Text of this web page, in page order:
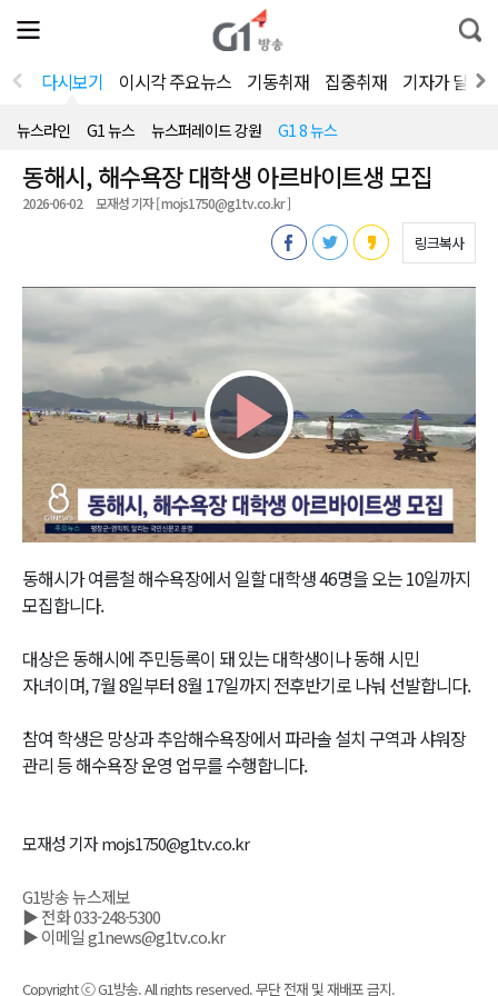
전
체
뉴
열
통
합
색
다시보기 이시각 주요뉴스 기동취재 집중취재 기자가 달려
뉴스라인 G1 뉴스 뉴스퍼레이드 강원 G1 8 뉴스
동해시, 해수욕장 대학생 아르바이트생 모집
2026-06-02 모재성 기자 [ mojs1750@g1tv.co.kr ]
링크복사
Play
Video
동해시가 여름철 해수욕장에서 일할 대학생 46명을 오는 10일까지
모집합니다.
대상은 동해시에 주민등록이 돼 있는 대학생이나 동해 시민
자녀이며, 7월 8일부터 8월 17일까지 전후반기로 나눠 선발합니다.
참여 학생은 망상과 추암해수욕장에서 파라솔 설치 구역과 샤워장
관리 등 해수욕장 운영 업무를 수행합니다.
모재성 기자 mojs1750@g1tv.co.kr
G1방송 뉴스제보
▶ 전화 033-248-5300
▶ 이메일 g1news@g1tv.co.kr
Copyright ⓒ G1방송. All rights reserved. 무단 전재 및 재배포 금지.